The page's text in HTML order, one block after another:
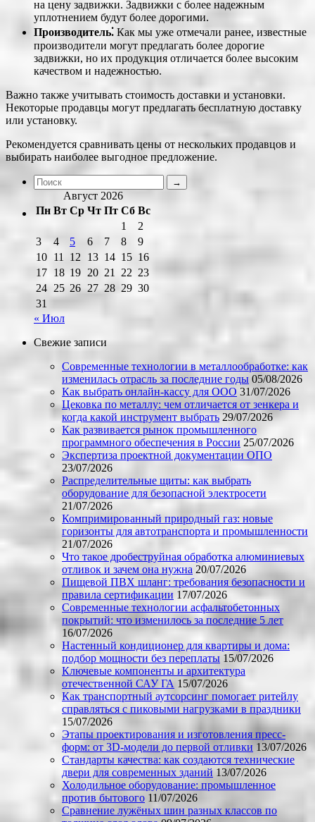
на цену задвижки. Задвижки с более надежным
уплотнением будут более дорогими.
Производитель⁚ Как мы уже отмечали ранее, известные
производители могут предлагать более дорогие
задвижки, но их продукция отличается более высоким
качеством и надежностью.
Важно также учитывать стоимость доставки и установки.
Некоторые продавцы могут предлагать бесплатную доставку
или установку.
Рекомендуется сравнивать цены от нескольких продавцов и
выбирать наиболее выгодное предложение.
Август 2026
Пн Вт Ср Чт Пт Сб Вс
1
2
3
4 5 6 7 8
9
10 11 12 13 14 15 16
17 18 19 20 21 22 23
24 25 26 27 28 29 30
31
« Июл
Свежие записи
Современные технологии в металлообработке: как
изменилась отрасль за последние годы 05/08/2026
Как выбрать онлайн-кассу для ООО 31/07/2026
Цековка по металлу: чем отличается от зенкера и
когда какой инструмент выбрать 29/07/2026
Как развивается рынок промышленного
программного обеспечения в России 25/07/2026
Экспертиза проектной документации ОПО
23/07/2026
Распределительные щиты: как выбрать
оборудование для безопасной электросети
21/07/2026
Компримированный природный газ: новые
горизонты для автотранспорта и промышленности
21/07/2026
Что такое дробеструйная обработка алюминиевых
отливок и зачем она нужна 20/07/2026
Пищевой ПВХ шланг: требования безопасности и
правила сертификации 17/07/2026
Современные технологии асфальтобетонных
покрытий: что изменилось за последние 5 лет
16/07/2026
Настенный кондиционер для квартиры и дома:
подбор мощности без переплаты 15/07/2026
Ключевые компоненты и архитектура
отечественной САУ ГА 15/07/2026
Как транспортный аутсорсинг помогает ритейлу
справляться с пиковыми нагрузками в праздники
15/07/2026
Этапы проектирования и изготовления пресс-
форм: от 3D-модели до первой отливки 13/07/2026
Стандарты качества: как создаются технические
двери для современных зданий 13/07/2026
Холодильное оборудование: промышленное
против бытового 11/07/2026
Сравнение лужёных шин разных классов по